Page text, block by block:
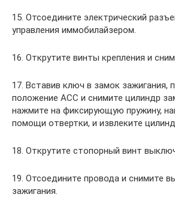
15. Отсоедините электрический
управления иммобилайзером.
16. Открутите винты крепления и
17. Вставив ключ в замок зажигания,
положение АСС и снимите цилиндр
нажмите на фиксирующую пружину,
помощи отвертки, и извлеките
18. Открутите стопорный винт
19. Отсоедините провода и снимите
зажигания.